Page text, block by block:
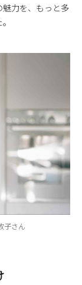
力を、もっと多
子さん